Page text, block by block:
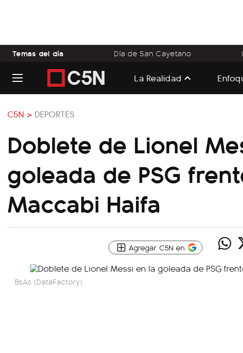
Temas del día Día de San Cayetano
La Realidad
C5N > DEPORTES
Doblete de Lionel
goleada de PSG
Maccabi Haifa
Agregar C5N en
BsAs (DataFactory)